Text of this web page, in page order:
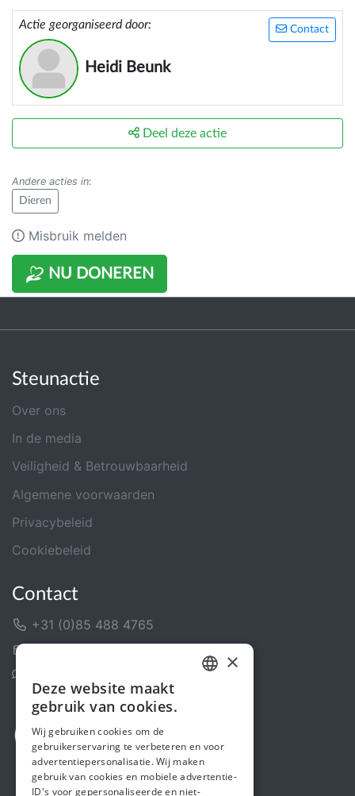
Contact
Actie georganiseerd door:
Heidi Beunk
NU DONEREN
Deel deze actie
Andere acties in:
Dieren
Misbruik melden
Steunactie
Over ons
In de media
Veiligheid & Betrouwbaarheid
Algemene voorwaarden
Privacybeleid
Cookiebeleid
Contact
+31 (0)85 488 4765
ENGLISH
×
Deze website maakt
gebruik van cookies.
Wij gebruiken cookies om de
gebruikerservaring te verbeteren en voor
advertentiepersonalisatie. Wij maken
gebruik van cookies en mobiele advertentie-
ID's voor gepersonaliseerde en niet-